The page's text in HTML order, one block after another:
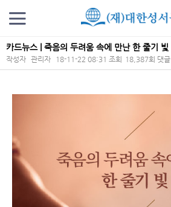
카드뉴스 | 죽음의 두려움 속에 만난 한 줄기 빛
작성자 관리자 18-11-22 08:31 조회 18,387회 댓글
본문